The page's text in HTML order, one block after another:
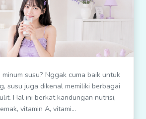
susu? Nggak cuma baik untuk
susu juga dikenal memiliki berbagai
Hal ini berkat kandungan nutrisi,
vitamin A, vitami...